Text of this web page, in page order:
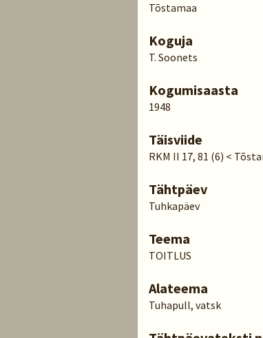
Tõstamaa
Koguja
T. Soonets
Kogumisaasta
1948
Täisviide
RKM II 17, 81 (6) <
Tähtpäev
Tuhkapäev
Teema
TOITLUS
Alateema
Tuhapull, vatsk